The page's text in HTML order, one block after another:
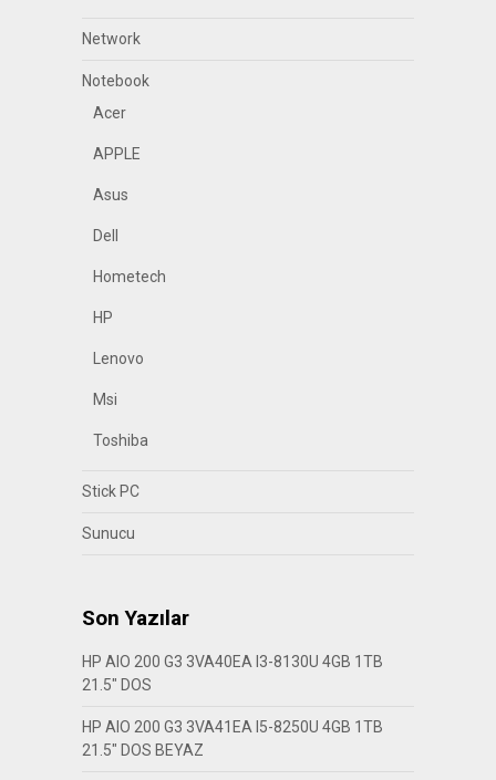
Network
Notebook
Acer
APPLE
Asus
Dell
Hometech
HP
Lenovo
Msi
Toshiba
Stick PC
Sunucu
Son Yazılar
HP AIO 200 G3 3VA40EA I3-8130U 4GB 1TB
21.5″ DOS
HP AIO 200 G3 3VA41EA I5-8250U 4GB 1TB
21.5″ DOS BEYAZ